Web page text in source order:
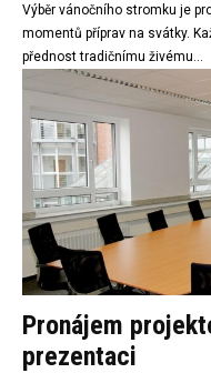
Výběr vánočního stromku je
momentů příprav na svátky.
přednost tradičnímu živému...
Pronájem
prezentaci